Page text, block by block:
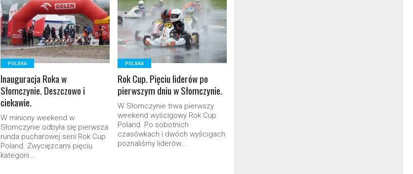
READ MORE
POLSKA
Inauguracja Roka w
Słomczynie. Deszczowo i
ciekawie.
W miniony weekend w
Słomczynie odbyła się pierwsza
runda pucharowej serii Rok Cup
Poland. Zwycięzcami pięciu
kategorii...
READ MORE
POLSKA
Rok Cup. Pięciu liderów po
pierwszym dniu w Słomczynie.
W Słomczynie trwa pierwszy
weekend wyścigowy Rok Cup
Poland. Po sobotnich
czasówkach i dwóch wyścigach
poznaliśmy liderów...